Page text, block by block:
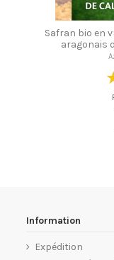
Safran bio en
aragonais
Information
Expédition